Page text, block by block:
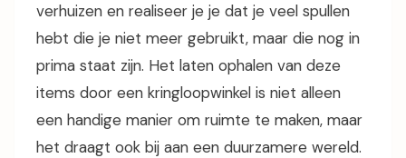
verhuizen en realiseer je je dat je veel spullen
hebt die je niet meer gebruikt, maar die nog in
prima staat zijn. Het laten ophalen van deze
items door een kringloopwinkel is niet alleen
een handige manier om ruimte te maken, maar
het draagt ook bij aan een duurzamere wereld.